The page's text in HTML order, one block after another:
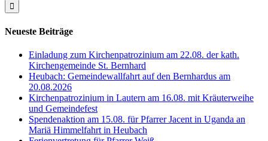
Neueste Beiträge
Einladung zum Kirchenpatrozinium am 22.08. der kath.
Kirchengemeinde St. Bernhard
Heubach: Gemeindewallfahrt auf den Bernhardus am
20.08.2026
Kirchenpatrozinium in Lautern am 16.08. mit Kräuterweihe
und Gemeindefest
Spendenaktion am 15.08. für Pfarrer Jacent in Uganda an
Mariä Himmelfahrt in Heubach